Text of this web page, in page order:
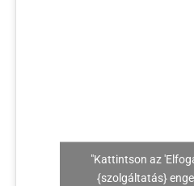
"Kattintson az
{szolgáltatás}